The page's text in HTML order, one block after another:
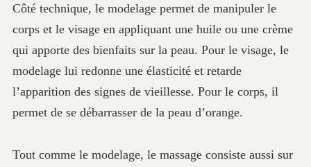
Côté technique, le modelage permet de manipuler le
corps et le visage en appliquant une huile ou une crème
qui apporte des bienfaits sur la peau. Pour le visage, le
modelage lui redonne une élasticité et retarde
l’apparition des signes de vieillesse. Pour le corps, il
permet de se débarrasser de la peau d’orange.
Tout comme le modelage, le massage consiste aussi sur